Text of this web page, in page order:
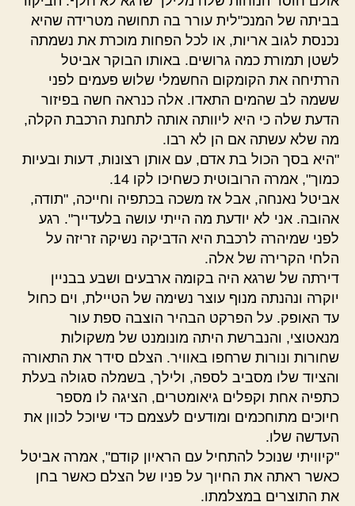
בביתה של המנכ"לית עורר בה תחושה מטרידה שהיא
נכנסת לגוב אריות, או לכל הפחות מוכרת את נשמתה
לשטן תמורת כמה גרושים. באותו הבוקר אביטל
הרתיחה את הקומקום החשמלי שלוש פעמים לפני
ששמה לב שהמים התאדו. אלה כנראה חשה בפיזור
הדעת שלה כי היא ליוותה אותה לתחנת הרכבת הקלה,
מה שלא עשתה אם הן לא רבו.
"היא בסך הכול בת אדם, עם אותן רצונות, דעות ובעיות
כמוך", אמרה הרובוטית כשחיכו לקו 14.
אביטל נאנחה, אבל אז משכה בכתפיה וחייכה, "תודה,
אהובה. אני לא יודעת מה הייתי עושה בלעדייך". רגע
לפני שמיהרה לרכבת היא הדביקה נשיקה זריזה על
הלחי הקרירה של אלה.
דירתה של שרגא היה בקומה ארבעים ושבע בבניין
יוקרה ונהנתה מנוף עוצר נשימה של הטיילת, וים כחול
עד האופק. על הפרקט הבהיר הוצבה ספת עור
מנאטוצי, והנברשת היתה מונומנט של משקולות
שחורות ונורות שרחפו באוויר. הצלם סידר את התאורה
והציוד שלו מסביב לספה, ולילך, בשמלה סגולה בעלת
כתפיה אחת וקפלים גיאומטרים, הציגה לו מספר
חיוכים מתוחכמים ומודעים לעצמם כדי שיוכל לכוון את
העדשה שלו.
"קיוויתי שנוכל להתחיל עם הראיון קודם", אמרה אביטל
כאשר ראתה את החיוך על פניו של הצלם כאשר בחן
את התוצרים במצלמתו.